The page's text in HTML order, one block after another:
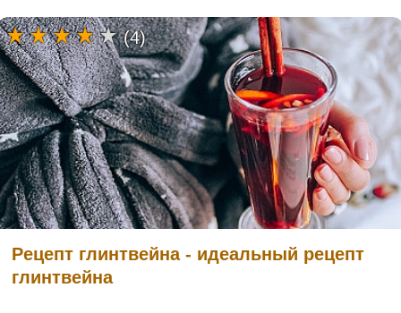
Рецепт глинтвейна - идеальный рецепт
глинтвейна
(4)